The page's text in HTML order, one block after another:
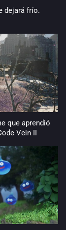
dejará frío.
que aprendió
Vein II